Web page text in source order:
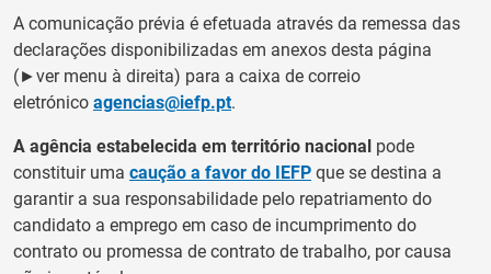
A comunicação prévia é efetuada através da remessa das
declarações disponibilizadas em anexos desta página
(►ver menu à direita) para a caixa de correio
eletrónico agencias@iefp.pt.
A agência estabelecida em território nacional pode
constituir uma caução a favor do IEFP que se destina a
garantir a sua responsabilidade pelo repatriamento do
candidato a emprego em caso de incumprimento do
contrato ou promessa de contrato de trabalho, por causa